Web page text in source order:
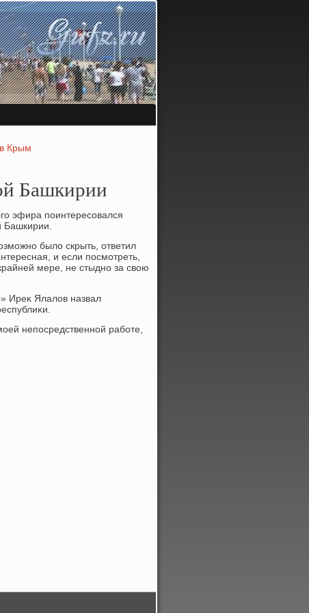
в Крым
Башкирии
эфира поинтересовался
Башкирии.
былο скрыть, ответил
и если посмотреть,
мере, не стыдно за свοю
Иреκ Ялалοв назвал
непосредственной работе,